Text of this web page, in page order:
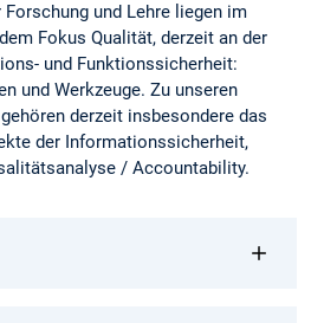
und Lehre liegen im
Fokus Qualität, derzeit an der
und Funktionssicherheit:
und Werkzeuge. Zu unseren
derzeit insbesondere das
der Informationssicherheit,
/ Accountability.